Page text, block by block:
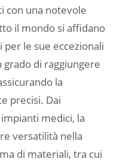
con una notevole
il mondo si affidano
le sue eccezionali
grado di raggiungere
la
precisi. Dai
medici, la
versatilità nella
di materiali, tra cui